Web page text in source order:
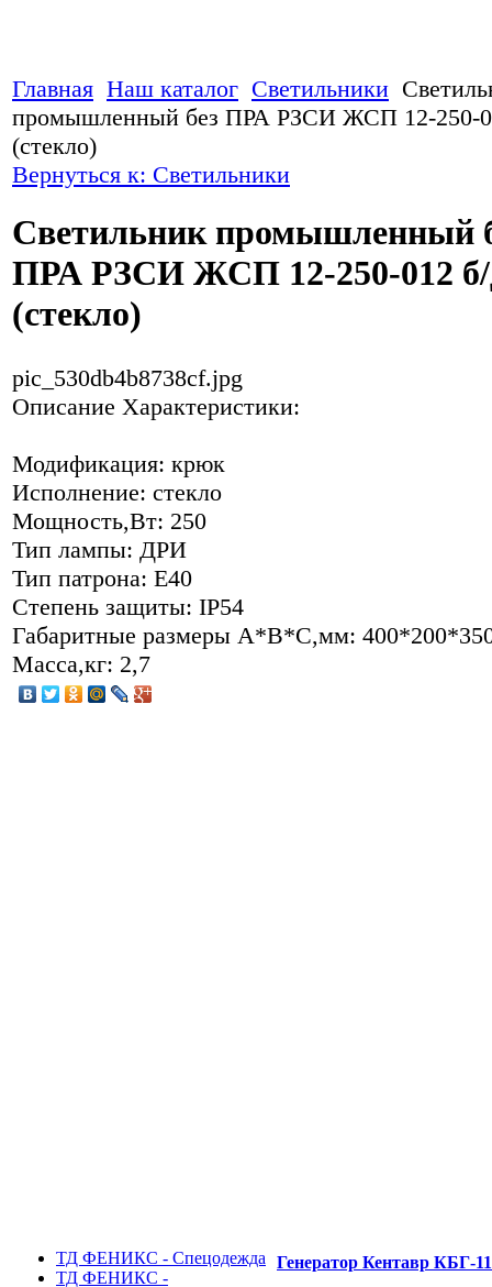
Главная Наш каталог Светильники
промышленный без ПРА РЗСИ ЖСП 12-250-
(стекло)
Вернуться к: Светильники
Светильник промышленный
ПРА РЗСИ ЖСП 12-250-012
(стекло)
pic_530db4b8738cf.jpg
Описание Характеристики:
Модификация: крюк
Исполнение: стекло
Мощность,Вт: 250
Тип лампы: ДРИ
Тип патрона: Е40
Степень защиты: IP54
Габаритные размеры А*В*С,мм:
Масса,кг: 2,7
ТД ФЕНИКС - Спецодежда
ТД ФЕНИКС -
Генератор Кентавр КБГ-